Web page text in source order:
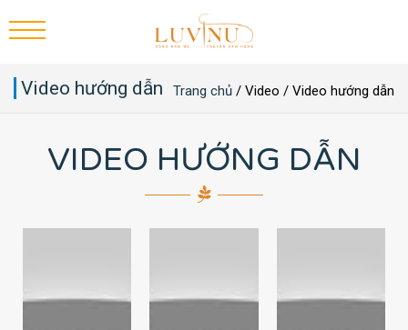
Video hướng dẫn Trang chủ / Video / Video hướng dẫn
VIDEO HƯỚNG DẪN